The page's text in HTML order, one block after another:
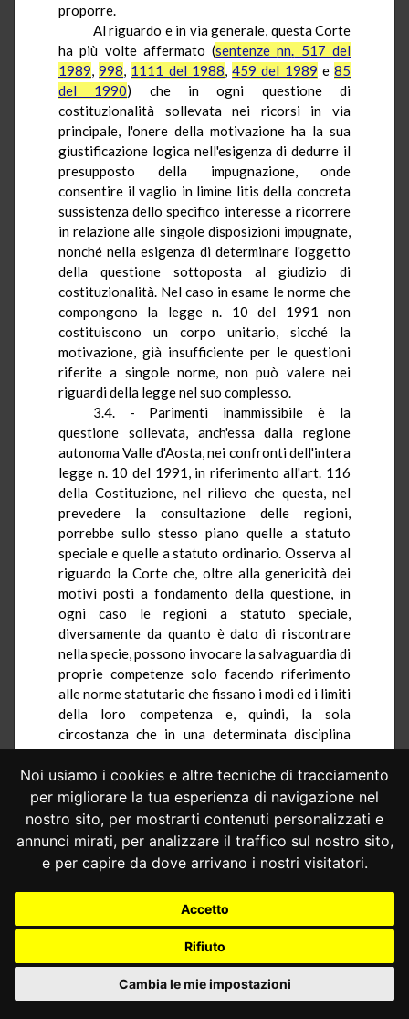
Noi usiamo i cookies e altre tecniche di tracciamento
per migliorare la tua esperienza di navigazione nel
nostro sito, per mostrarti contenuti personalizzati e
annunci mirati, per analizzare il traffico sul nostro sito,
e per capire da dove arrivano i nostri visitatori.
Accetto
Rifiuto
Cambia le mie impostazioni
proporre.
Al riguardo e in via generale, questa Corte
ha più volte affermato (sentenzenn. 517 del
1989,998, 1111 del 1988,459 del 1989 e85
del 1990) che in ogni questione di
costituzionalità sollevata nei ricorsi in via
principale, l'onere della motivazione ha la sua
giustificazione logica nell'esigenza di dedurre il
presupposto della impugnazione, onde
consentire il vaglio in limine litis della concreta
sussistenza dello specifico interesse a ricorrere
in relazione alle singole disposizioni impugnate,
nonché nella esigenza di determinare l'oggetto
della questione sottoposta al giudizio di
costituzionalità. Nel caso in esame le norme che
compongono la legge n. 10 del 1991 non
costituiscono un corpo unitario, sicché la
motivazione, già insufficiente per le questioni
riferite a singole norme, non può valere nei
riguardi della legge nel suo complesso.
3.4. - Parimenti inammissibile è la
questione sollevata, anch'essa dalla regione
autonoma Valle d'Aosta, nei confronti dell'intera
legge n. 10 del 1991, in riferimento all'art. 116
della Costituzione, nel rilievo che questa, nel
prevedere la consultazione delle regioni,
porrebbe sullo stesso piano quelle a statuto
speciale e quelle a statuto ordinario. Osserva al
riguardo la Corte che, oltre alla genericità dei
motivi posti a fondamento della questione, in
ogni caso le regioni a statuto speciale,
diversamente da quanto è dato di riscontrare
nella specie, possono invocare la salvaguardia di
proprie competenze solo facendo riferimento
alle norme statutarie che fissano i modi ed i limiti
della loro competenza e, quindi, la sola
circostanza che in una determinata disciplina
esse siano state equiparate alle regioni a
statuto ordinario è priva di conseguenze sul
terreno della legittimità costituzionale, qualora
non venga dedotta la violazione di precisi
parametri statutari.
3.5. - Il ricorso della Valle d'Aosta,
considerato in tutti i suoi aspetti, è perciò
inammissibile.
4. - Per consentire, nel loro giusto
inquadramento, l'esame delle questioni sollevate
dalle province autonome, è utile precisare che la
legge 9 gennaio 1991, n. 10, che rappresenta,
unitamente alla coeva legge n. 9 del 1991, uno